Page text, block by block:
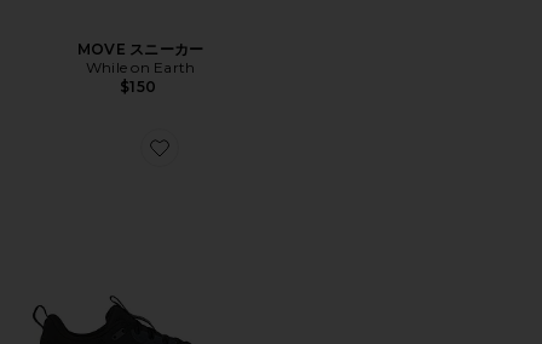
MOVE スニーカー
While on Earth
$150
Favorite MOVE スニーカー